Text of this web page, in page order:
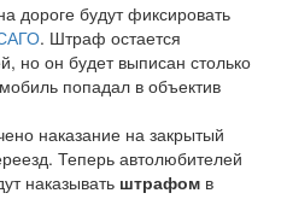
дороге будут фиксировать
. Штраф остается
но он будет выписан столько
попадал в объектив
наказание на закрытый
Теперь автолюбителей
наказывать штрафом в